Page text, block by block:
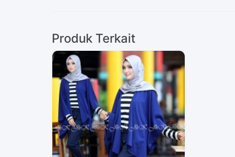
Produk Terkait